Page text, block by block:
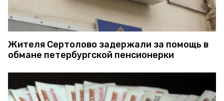
Жителя Сертолово задержали за помощь в
обмане петербургской пенсионерки